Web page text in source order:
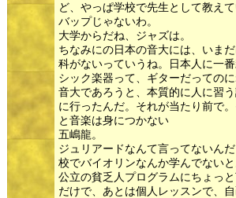
ど、やっぱ学校で先生として教え
バップじゃないわ。
大学からだね、ジャズは。
ちなみにの日本の音大には、いま
科がないっていうね。日本人に一
シック楽器って、ギターだってのに
音大であろうと、本質的に人に習
に行ったんだ。それが当たり前で
と音楽は身につかない
五嶋龍。
ジュリアードなんて言ってないん
校でバイオリンなんか学んでないと
公立の貧乏人プログラムにちょっ
だけで、あとは個人レッスンで、自